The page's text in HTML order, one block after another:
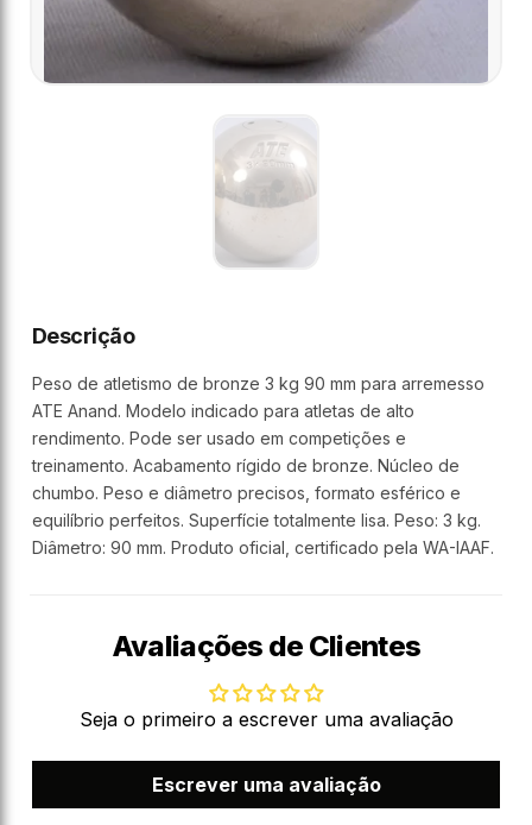
Descrição
Peso de atletismo de bronze 3 kg 90 mm para arremesso
ATE Anand. Modelo indicado para atletas de alto
rendimento. Pode ser usado em competições e
treinamento. Acabamento rígido de bronze. Núcleo de
chumbo. Peso e diâmetro precisos, formato esférico e
equilíbrio perfeitos. Superfície totalmente lisa. Peso: 3 kg.
Diâmetro: 90 mm. Produto oficial, certificado pela WA-IAAF.
Avaliações de Clientes
Seja o primeiro a escrever uma avaliação
Escrever uma avaliação